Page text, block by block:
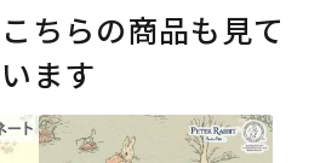
ちらの商品も見て
います